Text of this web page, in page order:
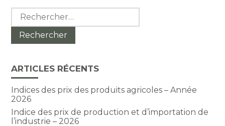
Rechercher :
ARTICLES RÉCENTS
Indices des prix des produits agricoles – Année
2026
Indice des prix de production et d’importation de
l’industrie – 2026